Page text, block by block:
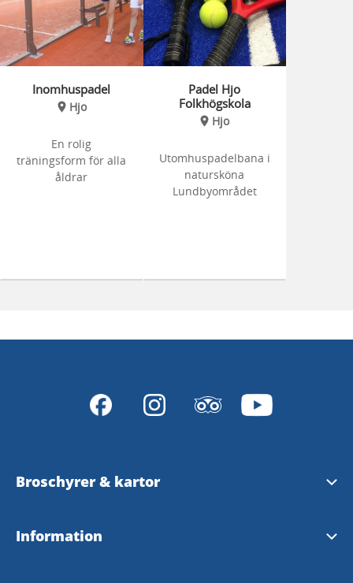
Inomhuspadel
Hjo
En rolig
träningsform för alla
åldrar
Padel Hjo
Folkhögskola
Hjo
Utomhuspadelbana i
natursköna
Lundbyområdet
Broschyrer & kartor
Ladda ner eller beställ broschyrer och kartor
Information